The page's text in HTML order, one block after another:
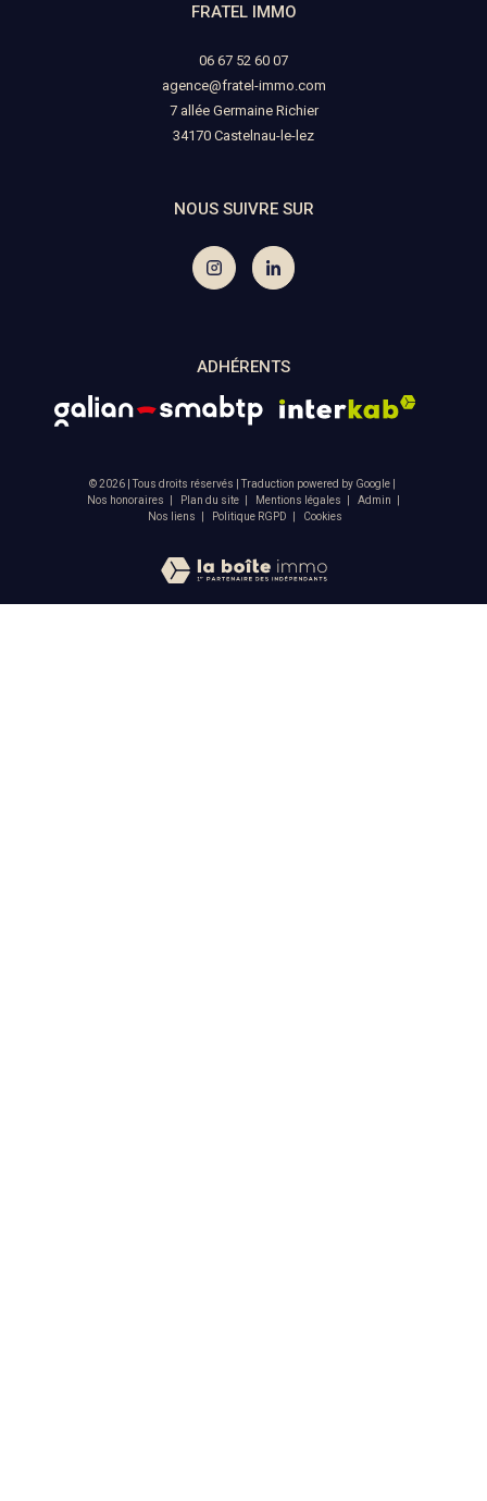
FRATEL IMMO
06 67 52 60 07
agence@fratel-immo.com
7 allée Germaine Richier
34170
castelnau-le-lez
NOUS SUIVRE SUR
ADHÉRENTS
© 2026 | Tous droits réservés | Traduction powered by Google |
Nos honoraires
Plan du site Mentions légales
Admin
Nos liens
Politique RGPD Cookies